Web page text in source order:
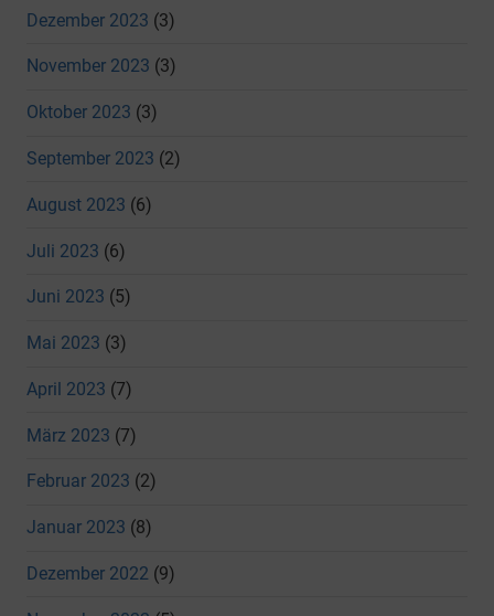
Dezember 2023 (3)
November 2023 (3)
Oktober 2023 (3)
September 2023 (2)
August 2023 (6)
Juli 2023 (6)
Juni 2023 (5)
Mai 2023 (3)
April 2023 (7)
März 2023 (7)
Februar 2023 (2)
Januar 2023 (8)
Dezember 2022 (9)